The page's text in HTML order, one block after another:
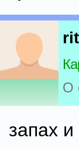
О
запах